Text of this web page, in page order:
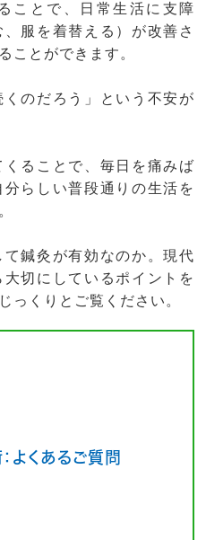
ことで、日常生活に支障
、服を着替える）が改善さ
ことができます。
くのだろう」という不安が
ることで、毎日を痛みば
らしい普段通りの生活を
鍼灸が有効なのか。現代
切にしているポイントを
っくりとご覧ください。
よくあるご質問